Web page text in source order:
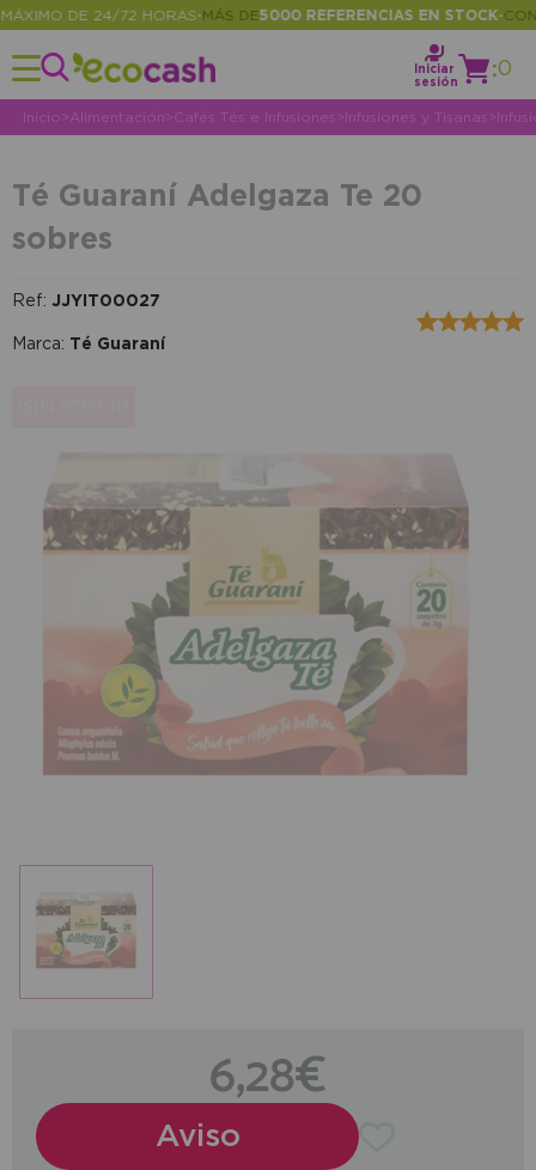
DE 24/72 HORAS•MÁS DE 5000 REFERENCIAS EN STOCK•
Iniciar
sesión
:0
Inicio> Alimentación>Cafés Tés e Infusiones >Infusiones y Tisanas >
Té Guaraní Adelgaza Te 20
sobres
Ref: JJYIT00027
Marca: Té Guaraní
6,28€
Aviso